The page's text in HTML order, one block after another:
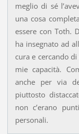
meglio di sé
una cosa
essere con Toth.
ha insegnato ad
cura e cercando
mie capacità.
anche per via
piuttosto
non c’erano
personali.